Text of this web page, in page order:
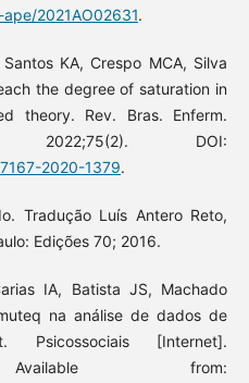
2021AO02631.
KA, Crespo MCA, Silva
the degree of saturation in
theory. Rev. Bras. Enferm.
2022;75(2). DOI:
2020-1379.
Tradução Luís Antero Reto,
Edições 70; 2016.
IA, Batista JS, Machado
na análise de dados de
Psicossociais [Internet].
Available from: